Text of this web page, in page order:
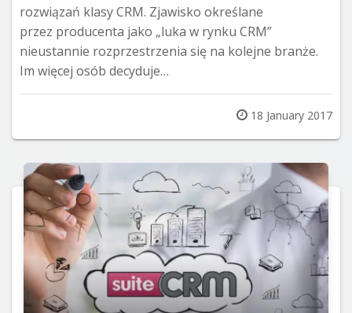
rozwiązań klasy CRM. Zjawisko określane
przez producenta jako „luka w rynku CRM”
nieustannie rozprzestrzenia się na kolejne branże.
Im więcej osób decyduje…
Posted
on
18 January 2017